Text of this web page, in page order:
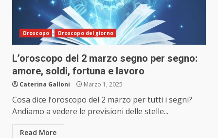
Oroscopo Oroscopo del giorno
L’oroscopo del 2 marzo segno per segno:
amore, soldi, fortuna e lavoro
Caterina Galloni Marzo 1, 2025
Cosa dice l’oroscopo del 2 marzo per tutti i segni?
Andiamo a vedere le previsioni delle stelle...
Read More